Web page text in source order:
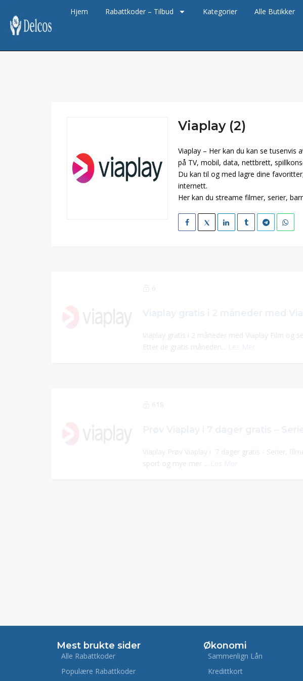
Hjem Rabattkoder – Tilbud Kategorier Alle Butikker
Viaplay (2)
Viaplay – Her kan du kan se tusenvis
på TV, mobil, data, nettbrett,
Du kan til og med lagre dine
internett.
Her kan du streame filmer, serier,
6
Viaplay gratis i 2 måneder med Viaplay Film og
Etter de gratis måneden...
618
Viaplay Prøv Viaplay i 7 dager gratis - Serier,
sport og mye mer ...
Mest brukte sider
Alle Rabattkoder
Populære Rabattkoder
Økonomi
Sammenlign Lån
Kredittkort